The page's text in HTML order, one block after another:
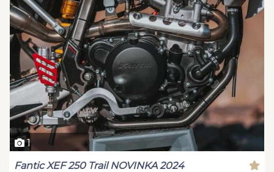
1
Fantic XEF 250 Trail NOVINKA 2024